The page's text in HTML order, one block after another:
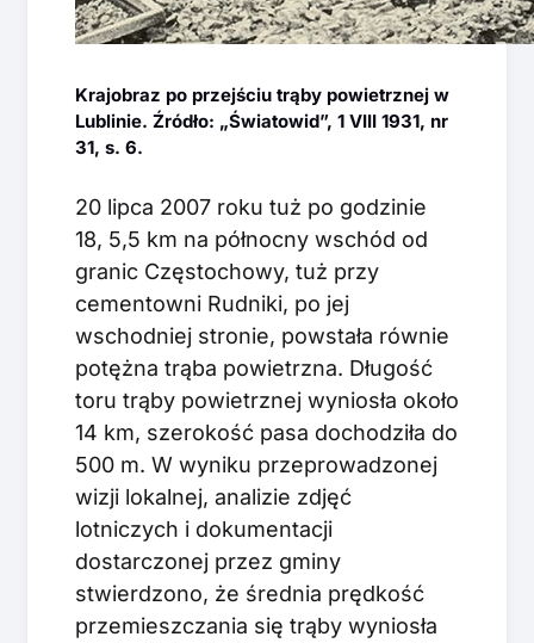
Krajobraz po przejściu trąby powietrznej w
Lublinie. Źródło: „Światowid”, 1 VIII 1931, nr
31, s. 6.
20 lipca 2007 roku tuż po godzinie
18, 5,5 km na północny wschód od
granic Częstochowy, tuż przy
cementowni Rudniki, po jej
wschodniej stronie, powstała równie
potężna trąba powietrzna. Długość
toru trąby powietrznej wyniosła około
14 km, szerokość pasa dochodziła do
500 m. W wyniku przeprowadzonej
wizji lokalnej, analizie zdjęć
lotniczych i dokumentacji
dostarczonej przez gminy
stwierdzono, że średnia prędkość
przemieszczania się trąby wyniosła